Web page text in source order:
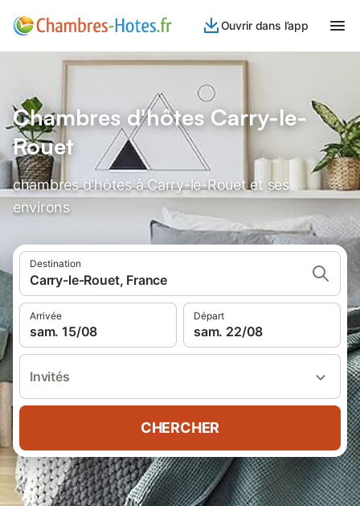
Ouvrir dans l’app
Chambres d'hôtes Carry-le-
Rouet
chambres d'hôtes à Carry-le-Rouet et ses
environs
Destination
Carry-le-Rouet, France
Arrivée
sam. 15/08
Départ
sam. 22/08
Invités
CHERCHER